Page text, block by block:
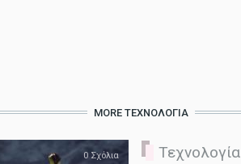
MORE ΤΕΧΝΟΛΟΓΊΑ
0 Σχόλια Τεχνολογία